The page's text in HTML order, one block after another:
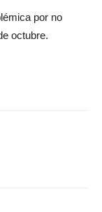
por no
octubre.